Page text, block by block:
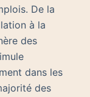
De la
à la
des
dans les
des